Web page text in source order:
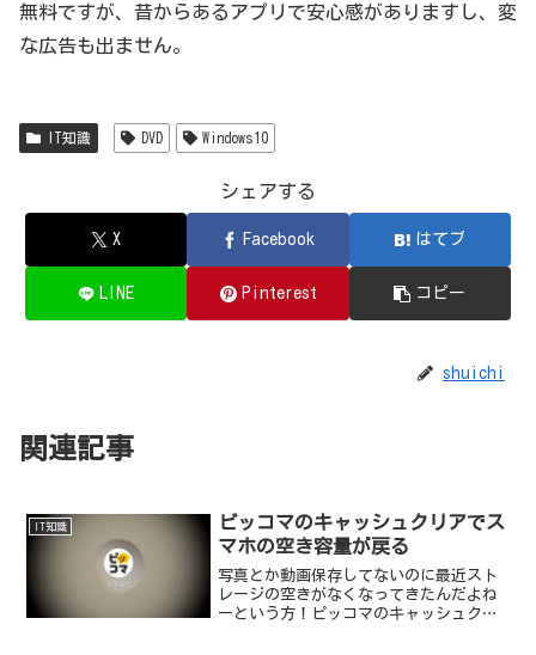
無料ですが、昔からあるアプリで安心感がありますし、変
な広告も出ません。
IT知識 DVD Windows10
シェアする
X Facebook はてブ
LINE Pinterest コピー
shuichi
関連記事
IT知識
ピッコマのキャッシュクリアでス
マホの空き容量が戻る
写真とか動画保存してないのに最近スト
レージの空きがなくなってきたんだよね
ーという方！ピッコマのキャッシュクリ